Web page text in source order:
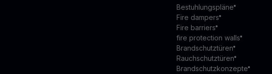
Bestuhlungspläne
Fire dampers
Fire barriers
fire protection walls
Brandschutztüren
Rauchschutztüren
Brandschutzkonzepte